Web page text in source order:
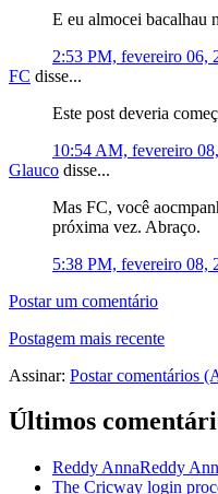
E eu almocei bacalhau
2:53 PM, fevereiro 06,
FC disse...
Este post deveria
10:54 AM, fevereiro
Glauco disse...
Mas FC, você
próxima vez. Abraço.
5:38 PM, fevereiro 08,
Postar um comentário
Postagem mais recente
Assinar: Postar comentários
Últimos
Reddy AnnaReddy
The Cricway login